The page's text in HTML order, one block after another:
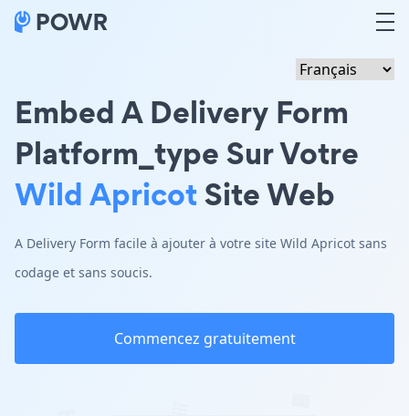
Embed A Delivery Form
Platform_type Sur Votre
Wild ApricotSite Web
A Delivery Form facile à ajouter à votre site Wild Apricot sans
codage et sans soucis.
Commencez gratuitement